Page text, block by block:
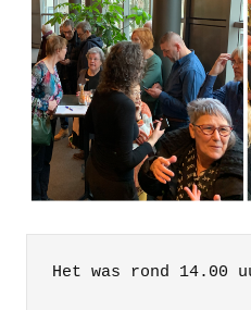
Het was rond 14.00